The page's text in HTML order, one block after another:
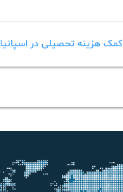
کمک هزینه تحصیلی در اسپانیا